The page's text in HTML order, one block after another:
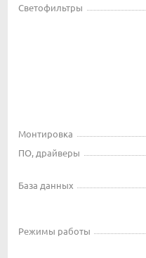
Светофильтры
Монтировка
ПО, драйверы
База данных
Режимы работы